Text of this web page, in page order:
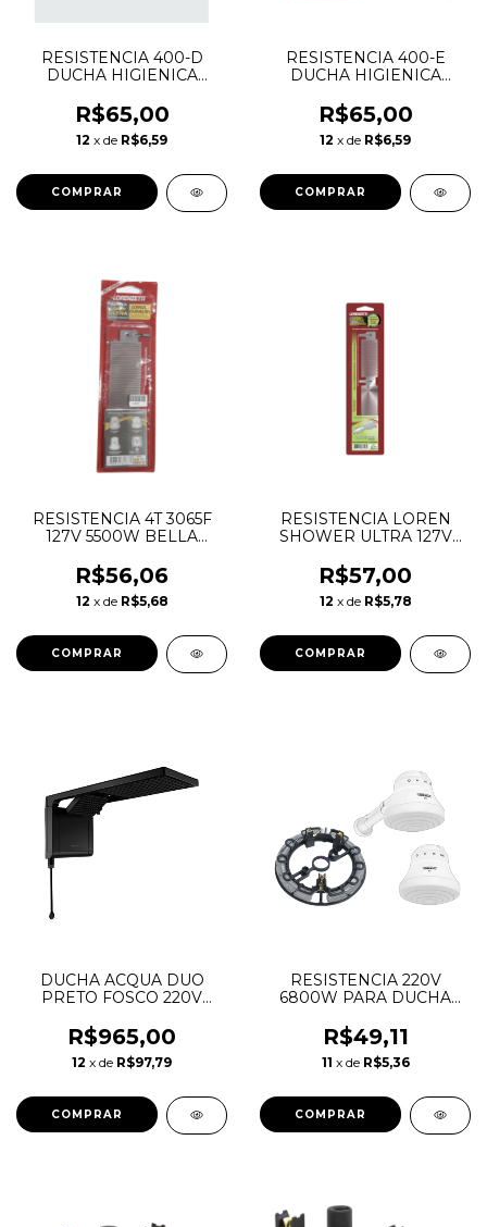
RESISTENCIA 400-D
DUCHA HIGIENICA
R$65,00
12 x de R$6,59
RESISTENCIA 400-E
DUCHA HIGIENICA
R$65,00
12 x de R$6,59
RESISTENCIA 4T 3065F
127V 5500W BELLA
LORENZETTI
R$56,06
12 x de R$5,68
RESISTENCIA LOREN
SHOWER ULTRA 127V
R$57,00
12 x de R$5,78
DUCHA ACQUA DUO
PRETO FOSCO 220V
R$965,00
12 x de R$97,79
RESISTENCIA 220V
6800W PARA DUCHA
R$49,11
11 x de R$5,36